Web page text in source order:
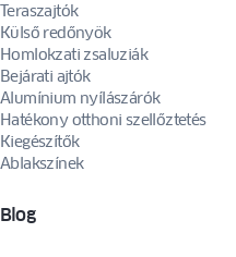
Teraszajtók
Külső redőnyök
Homlokzati zsaluziák
Bejárati ajtók
Alumínium nyílászárók
Hatékony otthoni szellőztetés
Kiegészítők
Ablakszínek
Blog